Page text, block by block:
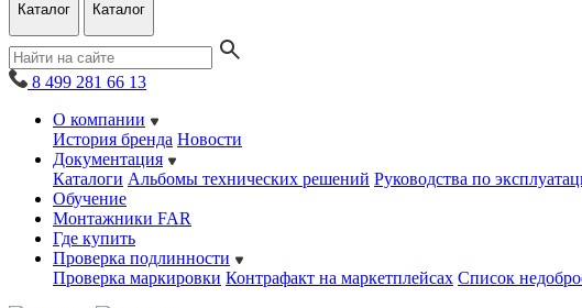
Каталог Каталог
8 499 281 66 13
О компании
История бренда Новости
Документация
Каталоги Альбомы технических решений Руководства по
Обучение
Монтажники FAR
Где купить
Проверка подлинности
Проверка маркировки Контрафакт на маркетплейсах Cписок